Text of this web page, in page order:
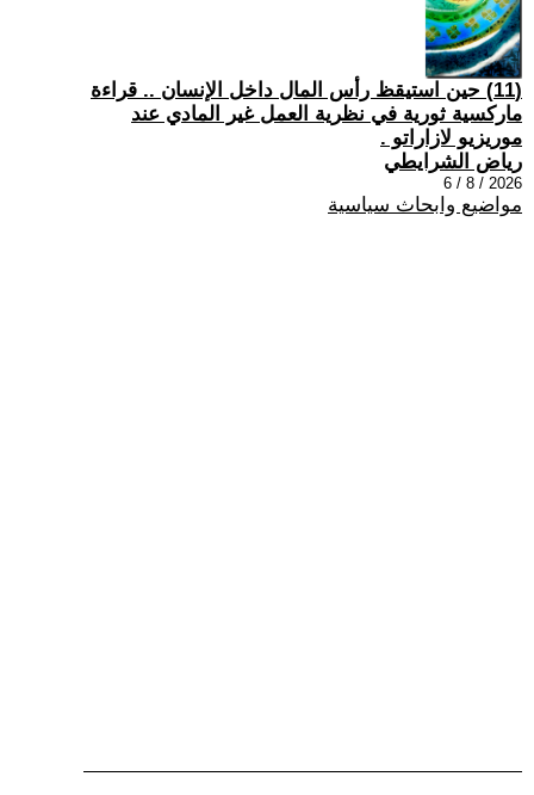
(11) حين استيقظ رأس المال داخل الإنسان .. قراءة
ماركسية ثورية في نظرية العمل غير المادي عند
موريزيو لازاراتو .
رياض الشرايطي
2026 / 8 / 6
مواضيع وابحاث سياسية